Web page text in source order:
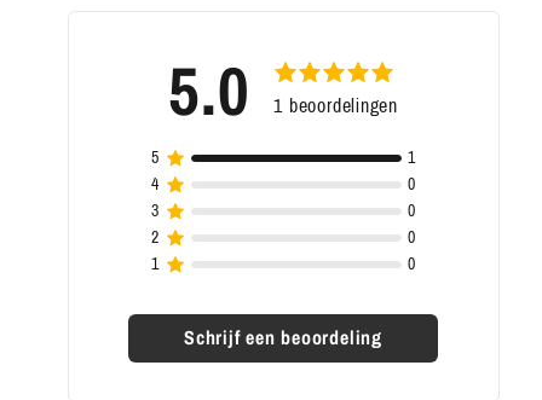
5.0 1 beoordelingen
Schrijf een beoordeling